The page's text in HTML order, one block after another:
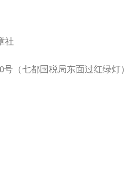
社
（七都国税局东面过红绿灯